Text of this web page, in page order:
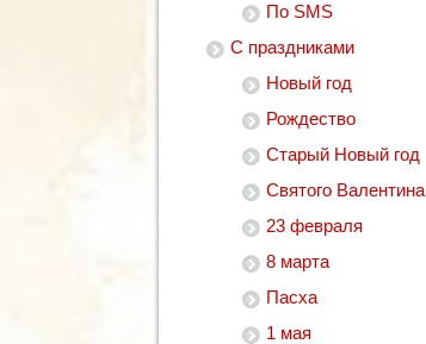
По SMS
С праздниками
Новый год
Рождество
Старый Новый год
Святого Валентина
23 февраля
8 марта
Пасха
1 мая